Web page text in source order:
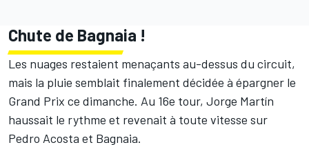
Chute de Bagnaia !
Les nuages restaient menaçants au-dessus du circuit,
mais la pluie semblait finalement décidée à épargner le
Grand Prix ce dimanche. Au 16e tour, Jorge Martín
haussait le rythme et revenait à toute vitesse sur
Pedro Acosta et Bagnaia.